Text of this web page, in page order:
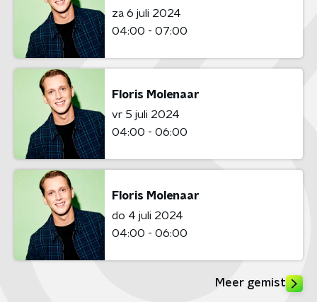
za 6 juli 2024
04:00 - 07:00
Floris Molenaar
vr 5 juli 2024
04:00 - 06:00
Floris Molenaar
do 4 juli 2024
04:00 - 06:00
Meer gemist